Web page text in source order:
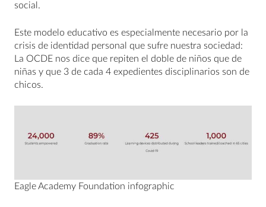
social.
Este modelo educativo es especialmente necesario por la
crisis de identidad personal que sufre nuestra sociedad:
La OCDE nos dice que repiten el doble de niños que de
niñas y que 3 de cada 4 expedientes disciplinarios son de
chicos.
Eagle Academy Foundation infographic